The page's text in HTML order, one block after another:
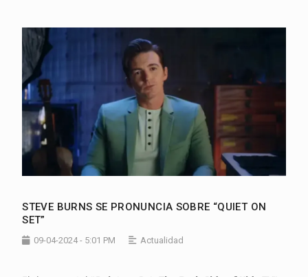
STEVE BURNS SE PRONUNCIA SOBRE “QUIET ON
SET”
09-04-2024 - 5:01 PM Actualidad